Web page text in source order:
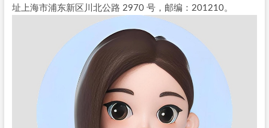
址上海市浦东新区川北公路 2970 号，邮编：201210。